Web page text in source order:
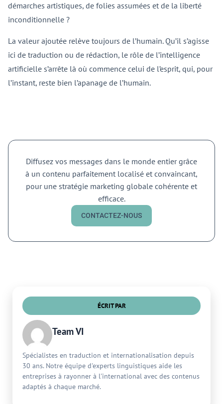
démarches artistiques, de folies assumées et de la liberté
inconditionnelle ?
La valeur ajoutée relève toujours de l’humain. Qu’il s’agisse
ici de traduction ou de rédaction, le rôle de l’intelligence
artificielle s’arrête là où commence celui de l’esprit, qui, pour
l’instant, reste bien l’apanage de l’humain.
Diffusez vos messages dans le monde entier grâce
à un contenu parfaitement localisé et convaincant,
pour une stratégie marketing globale cohérente et
efficace.
CONTACTEZ-NOUS
ÉCRIT PAR
Team VI
Spécialistes en traduction et internationalisation depuis
30 ans. Notre équipe d'experts linguistiques aide les
entreprises à rayonner à l'international avec des contenus
adaptés à chaque marché.